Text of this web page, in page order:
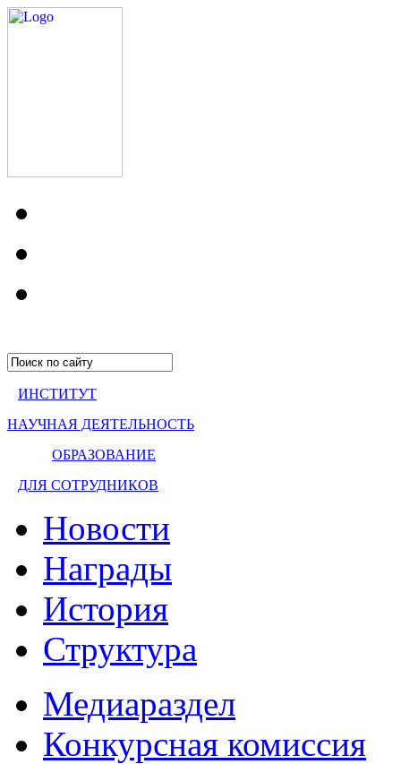
ИНСТИТУТ
НАУЧНАЯ ДЕЯТЕЛЬНОСТЬ
ОБРАЗОВАНИЕ
ДЛЯ СОТРУДНИКОВ
Новости
Награды
История
Структура
Медиараздел
Конкурсная комиссия